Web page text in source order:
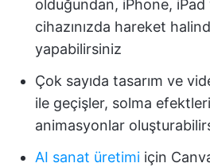
olduğundan, iPhone,
cihazınızda hareket
yapabilirsiniz
Çok sayıda tasarım ve
ile geçişler, solma
animasyonlar
AI sanat üretimi için